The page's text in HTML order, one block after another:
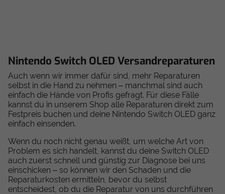
Nintendo Switch OLED Versandreparaturen
Auch wenn wir immer dafür sind, mehr Reparaturen
selbst in die Hand zu nehmen – manchmal sind auch
einfach die Hände von Profis gefragt. Für diese Fälle
kannst du in unserem Shop alle Reparaturen direkt zum
Festpreis buchen und deine Nintendo Switch OLED ganz
einfach einsenden.
Wenn du noch nicht genau weißt, um welche Art von
Problem es sich handelt, kannst du deine Switch OLED
auch zuerst schnell und günstig zur Diagnose bei uns
einschicken – so können wir den Schaden und die
Reparaturkosten ermitteln, bevor du selbst
entscheidest, ob du die Reparatur von uns durchführen